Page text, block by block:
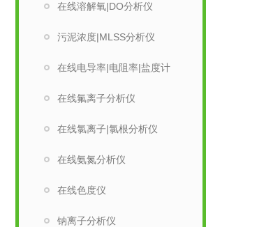
在线溶解氧|DO分析仪
污泥浓度|MLSS分析仪
在线电导率|电阻率|盐度计
在线氟离子分析仪
在线氯离子|氯根分析仪
在线氨氮分析仪
在线色度仪
钠离子分析仪